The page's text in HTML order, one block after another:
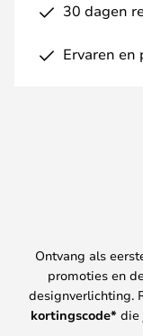
30 dagen
Ervaren en
Ontvang als
promoties en
designverlichting.
kortingscode* die